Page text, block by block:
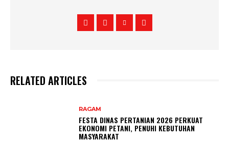
RELATED ARTICLES
RAGAM
FESTA DINAS PERTANIAN 2026 PERKUAT
EKONOMI PETANI, PENUHI KEBUTUHAN
MASYARAKAT